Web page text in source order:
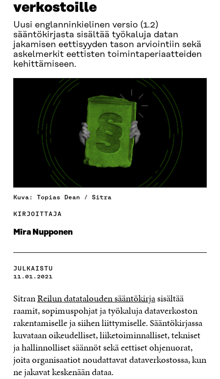
verkostoille
Uusi englanninkielinen versio (1.2)
sääntökirjasta sisältää työkaluja datan
jakamisen eettisyyden tason arviointiin sekä
askelmerkit eettisten toimintaperiaatteiden
kehittämiseen.
Kuva: Topias Dean / Sitra
KIRJOITTAJA
Mira Nupponen
JULKAISTU
11.01.2021
SitranReilun datatalouden sääntökirjasisältää
raamit, sopimuspohjat ja työkaluja dataverkoston
rakentamiselle ja siihen liittymiselle. Sääntökirjassa
kuvataan oikeudelliset, liiketoiminnalliset, tekniset
ja hallinnolliset säännöt sekä eettiset ohjenuorat,
joita organisaatiot noudattavat dataverkostossa, kun
ne jakavat keskenään dataa.